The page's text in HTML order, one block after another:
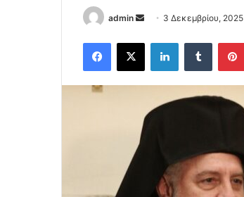
admin
Send
email
3 Δεκεμβρίου, 2025
Facebook
X LinkedInTumblr